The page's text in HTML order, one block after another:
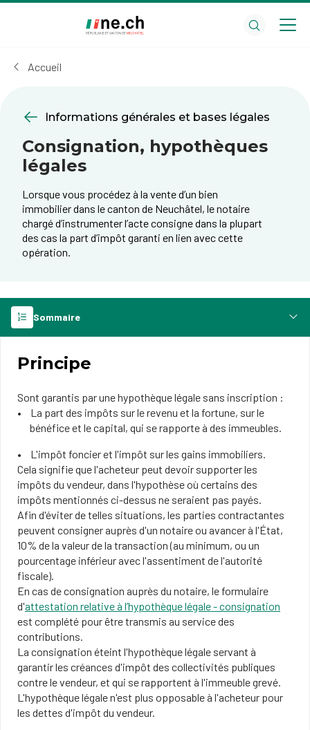
cookies
Accueil
Informations générales et bases légales
Consignation, hypothèques
légales
Lorsque vous procédez à la vente d’un bien
immobilier dans le canton de Neuchâtel, le notaire
chargé d’instrumenter l’acte consigne dans la plupart
des cas la part d’impôt garanti en lien avec cette
opération.
Sommaire
Principe
Sont garantis par une hypothèque légale sans inscription :
La part des impôts sur le revenu et la fortune, sur le
bénéfice et le capital, qui se rapporte à des immeubles.
L'impôt foncier et l'impôt sur les gains immobiliers.
Cela signifie que l'acheteur peut devoir supporter les
impôts du vendeur, dans l'hypothèse où certains des
impôts mentionnés ci-dessus ne seraient pas payés.
Afin d'éviter de telles situations, les parties contractantes
peuvent consigner auprès d'un notaire ou avancer à l'État,
10% de la valeur de la transaction (au minimum, ou un
pourcentage inférieur avec l'assentiment de l'autorité
fiscale).
En cas de consignation auprès du notaire, le formulaire
d'attestation relative à l’hypothèque légale - consignation
est complété pour être transmis au service des
contributions.
La consignation éteint l'hypothèque légale servant à
garantir les créances d'impôt des collectivités publiques
contre le vendeur, et qui se rapportent à l'immeuble grevé.
L'hypothèque légale n'est plus opposable à l'acheteur pour
les dettes d'impôt du vendeur.